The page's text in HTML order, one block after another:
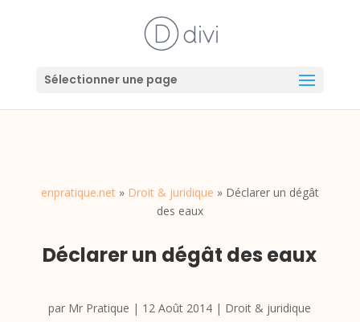
Sélectionner une page
enpratique.net» Droit & juridique » Déclarer un dégât
des eaux
Déclarer un dégât des eaux
par Mr Pratique | 12 Août 2014 | Droit & juridique